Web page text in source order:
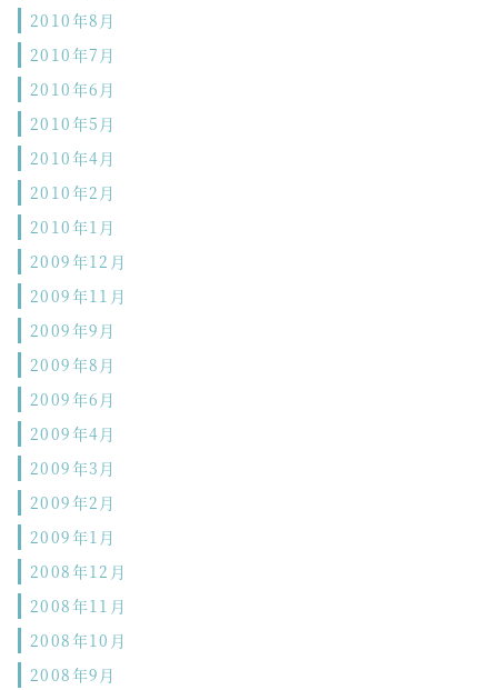
2010年8月
2010年7月
2010年6月
2010年5月
2010年4月
2010年2月
2010年1月
2009年12月
2009年11月
2009年9月
2009年8月
2009年6月
2009年4月
2009年3月
2009年2月
2009年1月
2008年12月
2008年11月
2008年10月
2008年9月